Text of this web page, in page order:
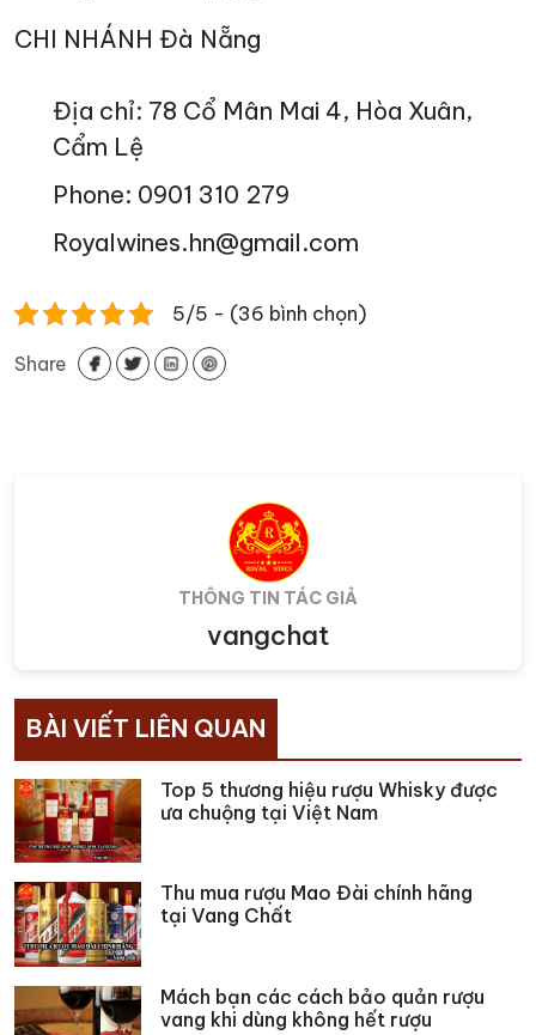
CHI NHÁNH Đà Nẵng
Địa chỉ: 78 Cổ Mân Mai 4, Hòa Xuân,
Cẩm Lệ
Phone: 0901 310 279
Royalwines.hn@gmail.com
5/5 - (36 bình chọn)
Share
THÔNG TIN TÁC GIẢ
vangchat
BÀI VIẾT LIÊN QUAN
Top 5 thương hiệu rượu Whisky được
ưa chuộng tại Việt Nam
Thu mua rượu Mao Đài chính hãng
tại Vang Chất
Mách bạn các cách bảo quản rượu
vang khi dùng không hết rượu